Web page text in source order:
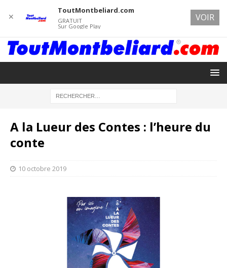
A la Lueur des Contes : l’heure du
conte
10 octobre 2019
✕
ToutMontbeliard.com
GRATUIT
Sur Google Play
VOIR